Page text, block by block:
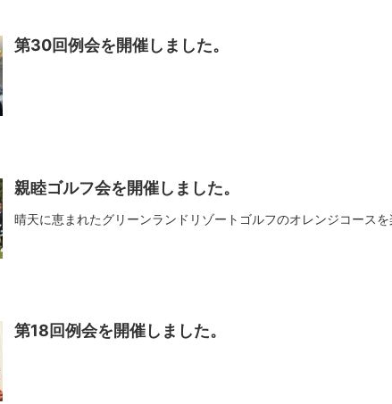
第30回例会を開催しました。
親睦ゴルフ会を開催しました。
晴天に恵まれたグリーンランドリゾートゴルフのオレンジコースを
第18回例会を開催しました。